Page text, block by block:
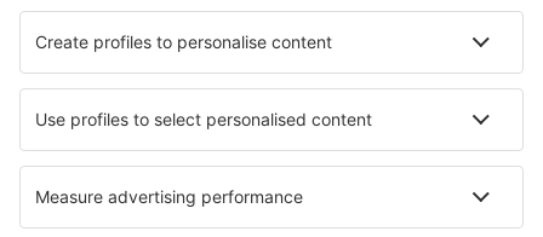
Cazare în Changsha Cazare în Tianshui
Cele mai bune locuri de cazare - orașe
Cazare în Equwmauville Cazare în Alcuneza